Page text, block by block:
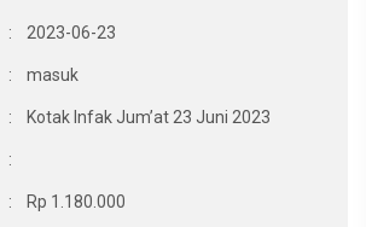
: 2023-06-23
: masuk
: Kotak Infak Jum’at 23 Juni 2023
:
: Rp 1.180.000